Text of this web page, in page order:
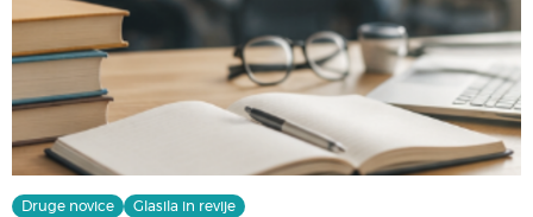
Druge novice Glasila in revije